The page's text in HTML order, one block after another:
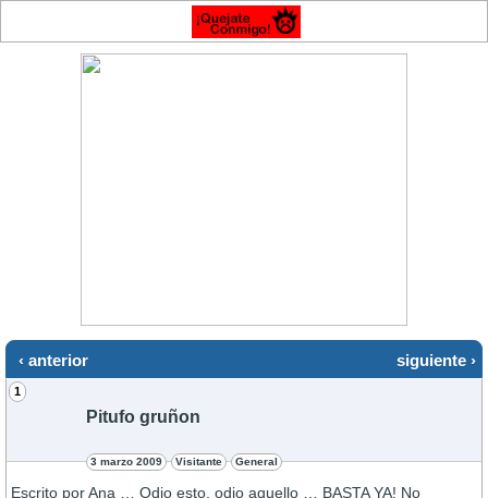
‹ anterior siguiente ›
1
Pitufo gruñon
3 marzo 2009 Visitante General
Escrito por Ana … Odio esto, odio aquello … BASTA YA! No